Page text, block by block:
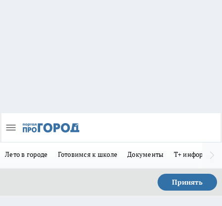
Лето в городе Готовимся к школе Документы Т+
Принять